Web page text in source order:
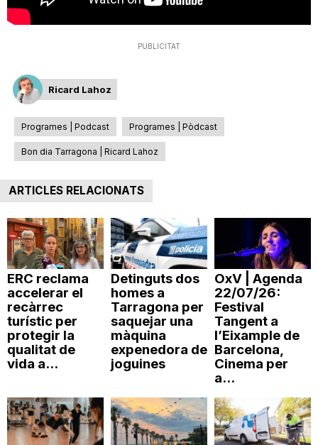
T
r
r
a
g
o
n
PUBLICITAT
Ricard Lahoz
Programes | Podcast Programes | Pòdcast
Bon dia Tarragona | Ricard Lahoz
ARTICLES RELACIONATS
ERC reclama
accelerar el
recàrrec
turístic per
protegir la
qualitat de
vida a...
Detinguts dos
homes a
Tarragona per
saquejar una
màquina
expenedora de
joguines
OxV | Agenda
22/07/26:
Festival
Tangent a
l’Eixample de
Barcelona,
Cinema per
a...